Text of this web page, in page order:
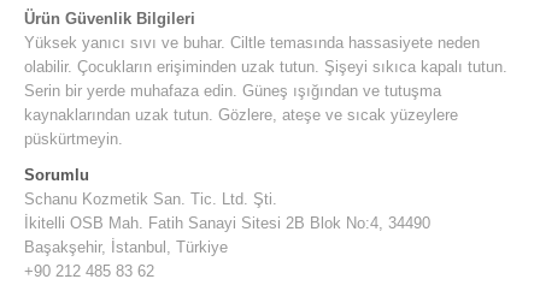
Ürün Güvenlik Bilgileri
Yüksek yanıcı sıvı ve buhar. Ciltle temasında hassasiyete neden
olabilir. Çocukların erişiminden uzak tutun. Şişeyi sıkıca kapalı tutun.
Serin bir yerde muhafaza edin. Güneş ışığından ve tutuşma
kaynaklarından uzak tutun. Gözlere, ateşe ve sıcak yüzeylere
püskürtmeyin.
Sorumlu
Schanu Kozmetik San. Tic. Ltd. Şti.
İkitelli OSB Mah. Fatih Sanayi Sitesi 2B Blok No:4, 34490
Başakşehir, İstanbul, Türkiye
+90 212 485 83 62